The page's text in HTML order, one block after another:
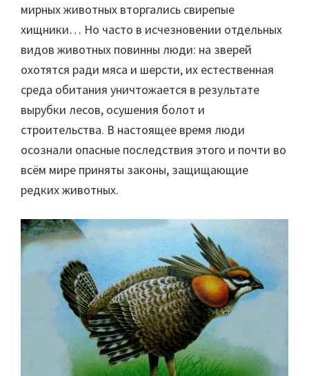
мирных животных вторгались свирепые
хищники… Но часто в исчезновении отдельных
видов животных повинны люди: на зверей
охотятся ради мяса и шерсти, их естественная
среда обитания уничтожается в результате
вырубки лесов, осушения болот и
строительства. В настоящее время люди
осознали опасные последствия этого и почти во
всём мире приняты законы, защищающие
редких животных.